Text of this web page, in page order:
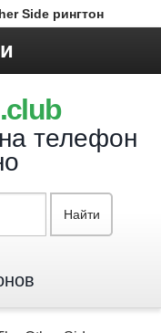
Side рингтон
телефон
Найти